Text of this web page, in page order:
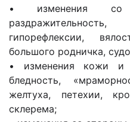
• изменения
гипорефлексии,
большого родничка,
• изменения кожи и
бледность,
желтуха, петехии,
склерема;